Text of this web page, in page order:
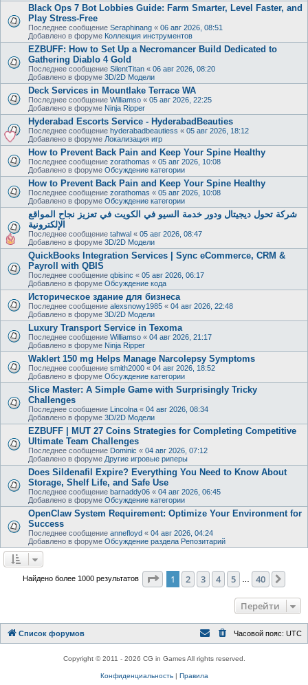
Black Ops 7 Bot Lobbies Guide: Farm Smarter, Level Faster, and
Play Stress-Free
Последнее сообщение Seraphinang « 06 авг 2026, 08:51
Добавлено в форуме Коллекция инструментов
EZBUFF: How to Set Up a Necromancer Build Dedicated to
Gathering Diablo 4 Gold
Последнее сообщение SilentTitan « 06 авг 2026, 08:20
Добавлено в форуме 3D/2D Модели
Deck Services in Mountlake Terrace WA
Последнее сообщение Williamso « 05 авг 2026, 22:25
Добавлено в форуме Ninja Ripper
Hyderabad Escorts Service - HyderabadBeauties
Последнее сообщение hyderabadbeautiess « 05 авг 2026, 18:12
Добавлено в форуме Локализация игр
How to Prevent Back Pain and Keep Your Spine Healthy
Последнее сообщение zorathomas « 05 авг 2026, 10:08
Добавлено в форуме Обсуждение категории
How to Prevent Back Pain and Keep Your Spine Healthy
Последнее сообщение zorathomas « 05 авг 2026, 10:08
Добавлено в форуме Обсуждение категории
شركة تحول ديجيتال ودور خدمة السيو في الكويت في تعزيز نجاح المواقع
الإلكترونية
Последнее сообщение tahwal « 05 авг 2026, 08:47
Добавлено в форуме 3D/2D Модели
QuickBooks Integration Services | Sync eCommerce, CRM &
Payroll with QBIS
Последнее сообщение qbisinc « 05 авг 2026, 06:17
Добавлено в форуме Обсуждение кода
Историческое здание для бизнеса
Последнее сообщение alexsnowy1985 « 04 авг 2026, 22:48
Добавлено в форуме 3D/2D Модели
Luxury Transport Service in Texoma
Последнее сообщение Williamso « 04 авг 2026, 21:17
Добавлено в форуме Ninja Ripper
Waklert 150 mg Helps Manage Narcolepsy Symptoms
Последнее сообщение smith2000 « 04 авг 2026, 18:52
Добавлено в форуме Обсуждение категории
Slice Master: A Simple Game with Surprisingly Tricky
Challenges
Последнее сообщение Lincolna « 04 авг 2026, 08:34
Добавлено в форуме 3D/2D Модели
EZBUFF | MUT 27 Coins Strategies for Completing Competitive
Ultimate Team Challenges
Последнее сообщение Dominic « 04 авг 2026, 07:12
Добавлено в форуме Другие игровые риперы
Does Sildenafil Expire? Everything You Need to Know About
Storage, Shelf Life, and Safe Use
Последнее сообщение barnaddy06 « 04 авг 2026, 06:45
Добавлено в форуме Обсуждение категории
OpenClaw System Requirement: Optimize Your Environment for
Success
Последнее сообщение annefloyd « 04 авг 2026, 04:24
Добавлено в форуме Обсуждение раздела Репозитарий
Найдено более 1000 результатов Страница из 40
1 2 3 4 5 40
Перейти
Список форумов Часовой пояс: UTC
Copyright © 2011 - 2026 CG in Games All rights reserved.
Конфиденциальность| Правила